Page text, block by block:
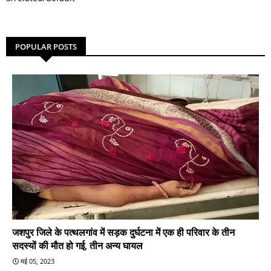
POPULAR POSTS
जशपुर जिले के पत्थलगांव में सड़क दुर्घटना में एक ही परिवार के तीन
सदस्यों की मौत हो गई, तीन अन्य घायल
मई 05, 2023